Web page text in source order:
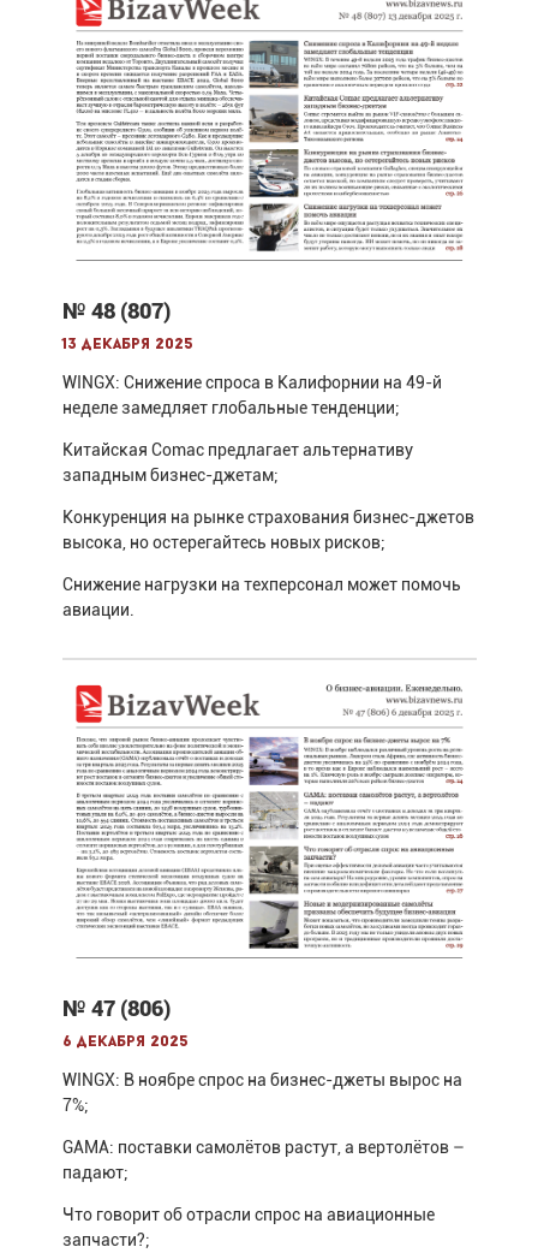
№ 48 (807)
13 декабря 2025
WINGX: Снижение спроса в Калифорнии на 49-й
неделе замедляет глобальные тенденции;
Китайская Comac предлагает альтернативу
западным бизнес-джетам;
Конкуренция на рынке страхования бизнес-джетов
высока, но остерегайтесь новых рисков;
Снижение нагрузки на техперсонал может помочь
авиации.
№ 47 (806)
6 декабря 2025
WINGX: В ноябре спрос на бизнес-джеты вырос на
7%;
GAMA: поставки самолётов растут, а вертолётов –
падают;
Что говорит об отрасли спрос на авиационные
запчасти?;